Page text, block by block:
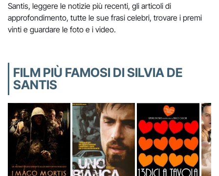
Santis, leggere le notizie più recenti, gli articoli di
approfondimento, tutte le sue frasi celebri, trovare i premi
vinti e guardare le foto e i video.
FILM PIÙ FAMOSI DI SILVIA DE
SANTIS